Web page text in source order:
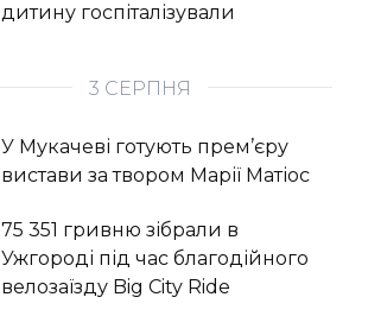
дитину госпіталізували
3 СЕРПНЯ
У Мукачеві готують прем’єру
вистави за твором Марії Матіос
75 351 гривню зібрали в
Ужгороді під час благодійного
велозаїзду Big Сity Ride